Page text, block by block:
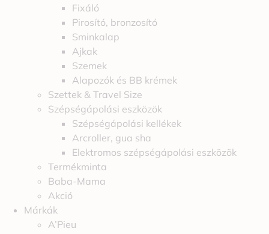
Fixáló
Pirosító, bronzosító
Sminkalap
Ajkak
Szemek
Alapozók és BB krémek
Szettek & Travel Size
Szépségápolási eszközök
Szépségápolási kellékek
Arcroller, gua sha
Elektromos szépségápolási eszközök
Termékminta
Baba-Mama
Akció
Márkák
A’Pieu